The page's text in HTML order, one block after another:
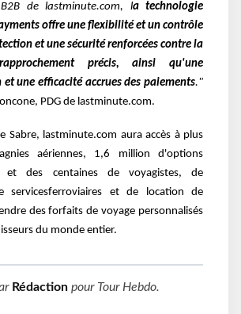
de lastminute.com, la technologie
offre une flexibilité et un contrôle
et une sécurité renforcées contre la
précis, ainsi qu'une
une efficacité accrues des paiements."
PDG de lastminute.com.
Sabre, lastminute.com aura accès à plus
aériennes, 1,6 million d'options
et des centaines de voyagistes, de
servicesferroviaires et de location de
des forfaits de voyage personnalisés
du monde entier.
Rédaction pour Tour Hebdo.